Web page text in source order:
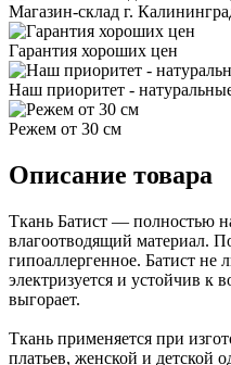
Магазин-склад г.
Гарантия хороших цен
Наш приоритет -
Режем от 30 см
Описание товара
Ткань Батист — полностью
влагоотводящий материал.
гипоаллергенное. Батист не
электризуется и устойчив к
выгорает.
Ткань применяется при
платьев, женской и